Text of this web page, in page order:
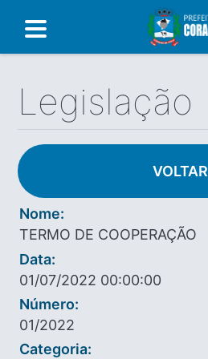
Legislação
VOLTAR
Nome:
TERMO DE COOPERAÇÃO
Data:
01/07/2022 00:00:00
Número:
01/2022
Categoria: